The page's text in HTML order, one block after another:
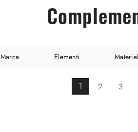
Marca Elementi
1 2 3